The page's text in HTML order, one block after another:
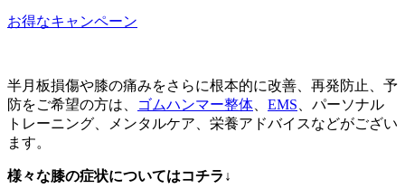
お得なキャンペーン
半月板損傷や膝の痛みをさらに根本的に改善、再発防止、予
防をご希望の方は、
ゴムハンマー整体 EMS 、パーソナル
トレーニング、メンタルケア、栄養アドバイスなどがござい
ます。
様々な膝の症状についてはコチラ↓